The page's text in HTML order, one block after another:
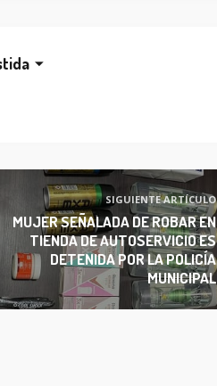
SIGUIENTE ARTÍCULO
MUJER SEÑALADA DE ROBAR EN
TIENDA DE AUTOSERVICIO ES
DETENIDA POR LA POLICÍA
MUNICIPAL